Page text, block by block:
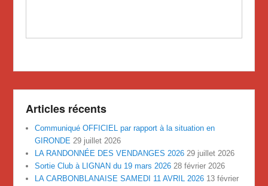
Articles récents
Communiqué OFFICIEL par rapport à la situation en
GIRONDE 29 juillet 2026
LA RANDONNÉE DES VENDANGES 2026 29 juillet 2026
Sortie Club à LIGNAN du 19 mars 2026 28 février 2026
LA CARBONBLANAISE SAMEDI 11 AVRIL 2026 13 février